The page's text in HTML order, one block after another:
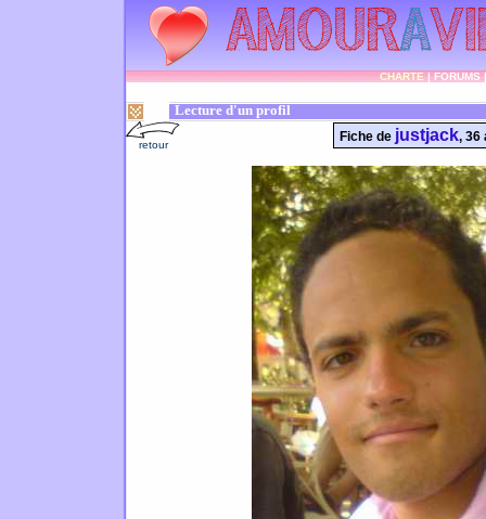
CHARTE|FORUMS
Lecture d'un profil
retour
Fiche de justjack, 36